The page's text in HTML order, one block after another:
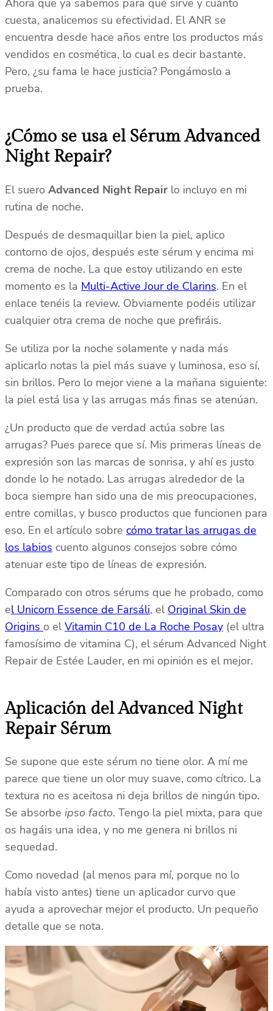
Ahora que ya sabemos para qué sirve y cuánto
cuesta, analicemos su efectividad. El ANR se
encuentra desde hace años entre los productos más
vendidos en cosmética, lo cual es decir bastante.
Pero, ¿su fama le hace justicia? Pongámoslo a
prueba.
¿Cómo se usa el Sérum Advanced
Night Repair?
El suero Advanced Night Repair lo incluyo en mi
rutina de noche.
Después de desmaquillar bien la piel, aplico
contorno de ojos, después este sérum y encima mi
crema de noche. La que estoy utilizando en este
momento es la Multi-Active Jour de Clarins. En el
enlace tenéis la review. Obviamente podéis utilizar
cualquier otra crema de noche que prefiráis.
Se utiliza por la noche solamente y nada más
aplicarlo notas la piel más suave y luminosa, eso sí,
sin brillos. Pero lo mejor viene a la mañana siguiente:
la piel está lisa y las arrugas más finas se atenúan.
¿Un producto que de verdad actúa sobre las
arrugas? Pues parece que sí. Mis primeras líneas de
expresión son las marcas de sonrisa, y ahí es justo
donde lo he notado. Las arrugas alrededor de la
boca siempre han sido una de mis preocupaciones,
entre comillas, y busco productos que funcionen para
eso. En el artículo sobre cómo tratar las arrugas de
los labios cuento algunos consejos sobre cómo
atenuar este tipo de líneas de expresión.
Comparado con otros sérums que he probado, como
el Unicorn Essence de Farsáli, el Original Skin de
Origins o el Vitamin C10 de La Roche Posay (el ultra
famosísimo de vitamina C), el sérum Advanced Night
Repair de Estée Lauder, en mi opinión es el mejor.
Aplicación del Advanced Night
Repair Sérum
Se supone que este sérum no tiene olor. A mí me
parece que tiene un olor muy suave, como cítrico. La
textura no es aceitosa ni deja brillos de ningún tipo.
Se absorbe ipso facto. Tengo la piel mixta, para que
os hagáis una idea, y no me genera ni brillos ni
sequedad.
Como novedad (al menos para mí, porque no lo
había visto antes) tiene un aplicador curvo que
ayuda a aprovechar mejor el producto. Un pequeño
detalle que se nota.